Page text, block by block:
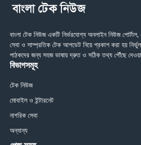
বাংলা টেক নিউজ একটি নির্ভরযোগ্য অনলাইন নিউজ পোর্টাল,
সেবা ও সাম্প্রতিক টেক আপডেট নিয়ে প্রকাশ করা হয়
পাঠকদের জন্য সহজ ভাষায় দ্রুত ও সঠিক তথ্য পৌঁছে
বিভাগসমূহ
টেক নিউজ
মোবাইল ও ইন্টারনেট
নাগরিক সেবা
অন্যান্য